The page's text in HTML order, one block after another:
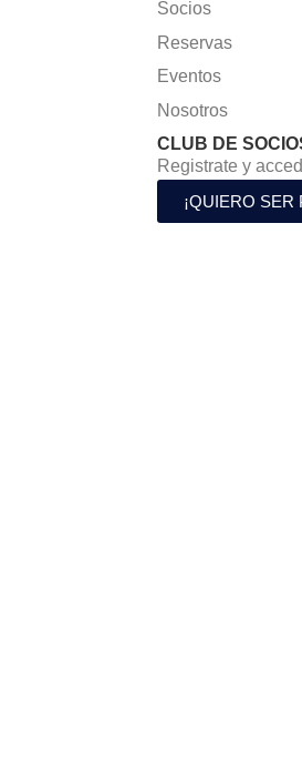
Socios
Reservas
Eventos
Nosotros
CLUB DE
Registrate y
¡QUIERO SER